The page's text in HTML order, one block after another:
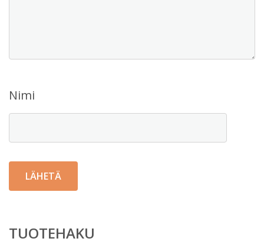
Nimi
TUOTEHAKU